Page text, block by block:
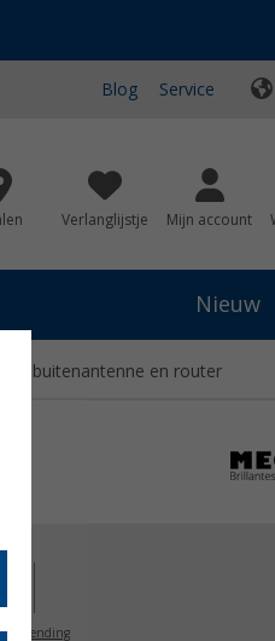
Blog Service
Verlanglijstje Mijn account
Nieuw
buitenantenne en router
verzending